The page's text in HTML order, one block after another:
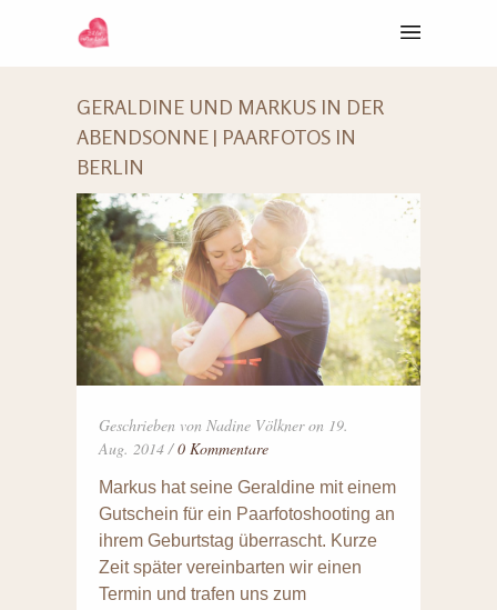
GERALDINE UND MARKUS IN DER
ABENDSONNE | PAARFOTOS IN
BERLIN
Geschrieben von Nadine Völkner on 19.
Aug. 2014 /0 Kommentare
Markus hat seine Geraldine mit einem
Gutschein für ein Paarfotoshooting an
ihrem Geburtstag überrascht. Kurze
Zeit später vereinbarten wir einen
Termin und trafen uns zum